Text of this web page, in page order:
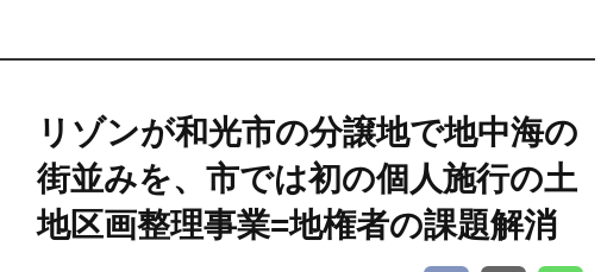
リゾンが和光市の分譲地で地中海の
街並みを、市では初の個人施行の土
地区画整理事業=地権者の課題解消